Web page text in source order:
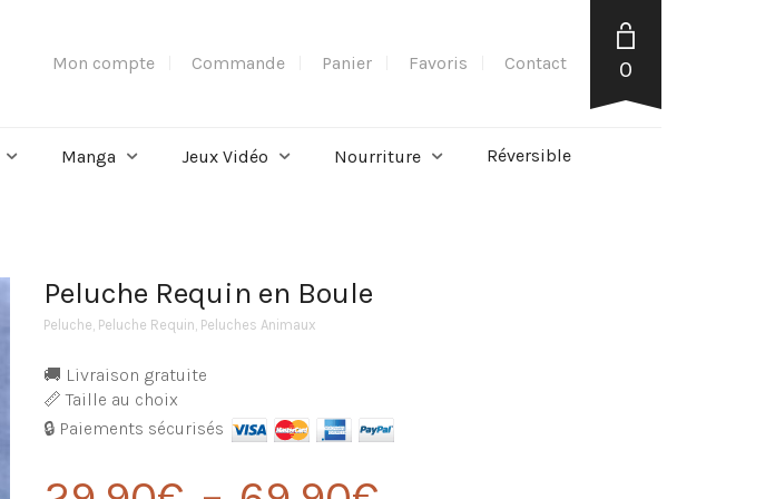
Mon compte Commande Panier Favoris Contact 0
Manga Jeux Vidéo Nourriture Réversible
Peluche Requin en Boule
Peluche Peluche Requin Peluches Animaux
🚚 Livraison gratuite
📏 Taille au choix
🔒 Paiements sécurisés